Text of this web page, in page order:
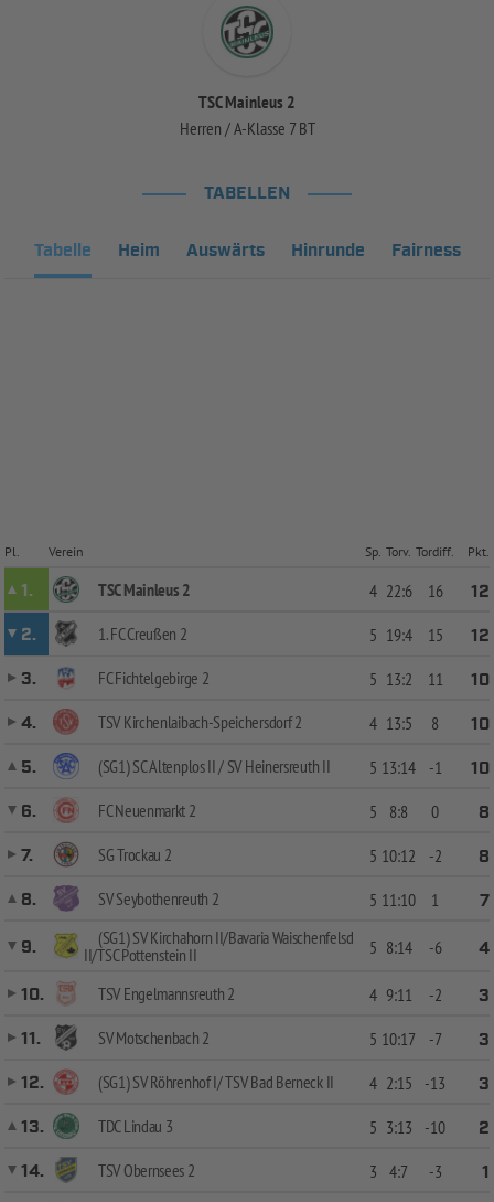
TSC Mainleus 2
Herren / A-Klasse 7 BT
TABELLEN
Tabelle Heim Auswärts Hinrunde Fairness
Pl. Verein Sp. Torv. Tordiff. Pkt.
1. TSC Mainleus 2 4 22:6 16
12
2.
1. FC Creußen 2 5 19:4 15
12
3.
FC Fichtelgebirge 2 5 13:2 11
10
4.
TSV Kirchenlaibach-Speichersdorf 2 4 13:5 8
10
5.
(SG1) SC Altenplos II / SV Heinersreuth II 5 13:14 -1
10
6.
FC Neuenmarkt 2 5 8:8 0
8
7.
SG Trockau 2 5 10:12 -2
8
8.
SV Seybothenreuth 2 5 11:10 1
7
9.
(SG1) SV Kirchahorn II/Bavaria Waischenfelsd
II/TSC Pottenstein II
5 8:14 -6
4
10.
TSV Engelmannsreuth 2 4 9:11 -2
3
11.
SV Motschenbach 2 5 10:17 -7
3
12.
(SG1) SV Röhrenhof I/ TSV Bad Berneck II 4 2:15 -13
3
13.
TDC Lindau 3 5 3:13 -10
2
14.
TSV Obernsees 2 3 4:7 -3
1